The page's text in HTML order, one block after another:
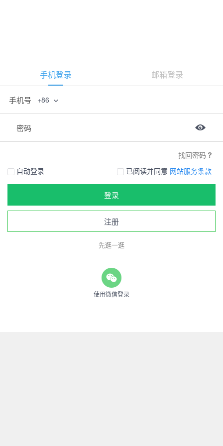
手机登录 邮箱登录
手机号 +86
密码
找回密码
自动登录
已阅读并同意 网站服务条款
登录
注册
先逛一逛
使用微信登录